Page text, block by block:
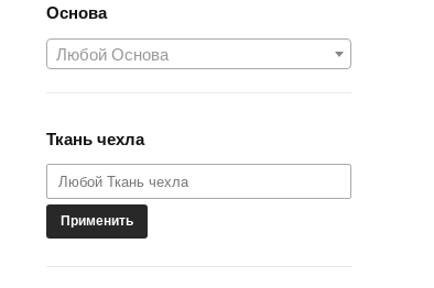
Основа
Любой Основа
Ткань чехла
Применить